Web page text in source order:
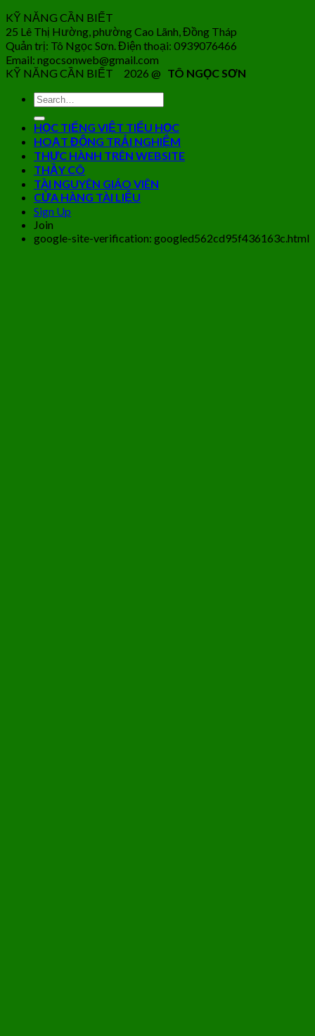
KỸ NĂNG CẦN BIẾT
25 Lê Thị Hường, phường Cao Lãnh, Đồng Tháp
Quản trị: Tô Ngọc Sơn. Điện thoại: 0939076466
Email: ngocsonweb@gmail.com
KỸ NĂNG CẦN BIẾT 2026 @ TÔ NGỌC SƠN
HỌC TIẾNG VIỆT TIỂU HỌC
HOẠT ĐỘNG TRẢI NGHIỆM
THỰC HÀNH TRÊN WEBSITE
THẦY CÔ
TÀI NGUYÊN GIÁO VIÊN
CỬA HÀNG TÀI LIỆU
Sign Up
Join
google-site-verification: googled562cd95f436163c.html